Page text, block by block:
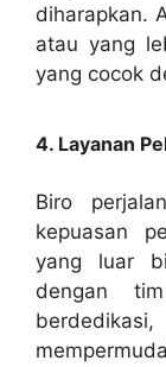
diharapkan.
atau yang
yang cocok
4. Layanan
Biro
kepuasan
yang luar
dengan